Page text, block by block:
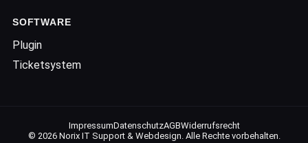
SOFTWARE
Plugin
Ticketsystem
ImpressumDatenschutzAGBWiderrufsrecht
© 2026 Norix IT Support & Webdesign. Alle Rechte vorbehalten.